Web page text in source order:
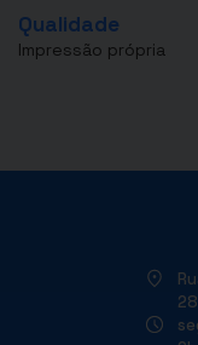
Qualidade
Impressão própria